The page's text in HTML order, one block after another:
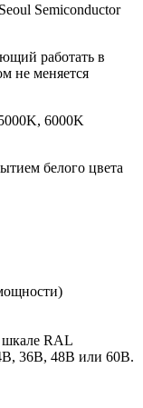
Semiconductor
работать в
не меняется
6000K
белого цвета
шкале RAL
36В, 48В или 60В.